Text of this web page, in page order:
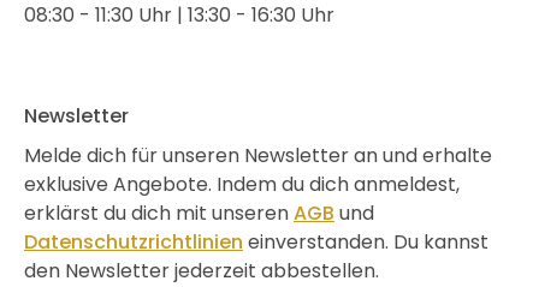
08:30 - 11:30 Uhr | 13:30 - 16:30 Uhr
Newsletter
Melde dich für unseren Newsletter an und erhalte
exklusive Angebote. Indem du dich anmeldest,
erklärst du dich mit unserenAGB und
Datenschutzrichtlinien einverstanden. Du kannst
den Newsletter jederzeit abbestellen.